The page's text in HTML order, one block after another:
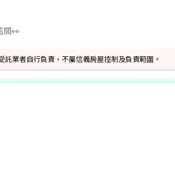
間👀
業者自行負責，不屬信義房屋控制及負責範圍。